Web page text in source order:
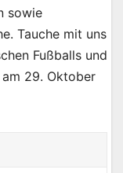
sowie
Tauche mit uns
Fußballs und
29. Oktober